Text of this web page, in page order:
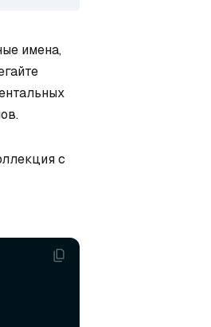
имена,
с